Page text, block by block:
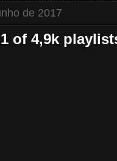
de 2017
of 4,9k